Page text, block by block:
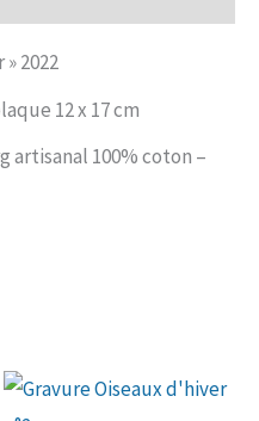
2022
12 x 17 cm
100% coton –